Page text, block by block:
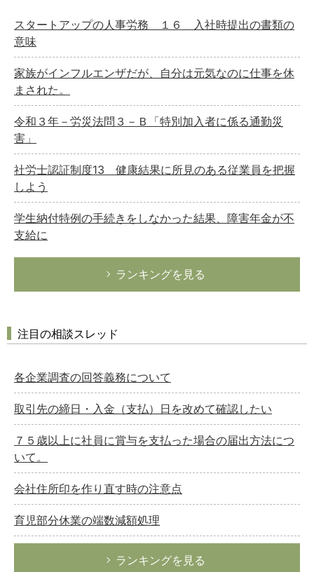
スタートアップの人事労務 １６ 入社時提出の書類の
意味
家族がインフルエンザだが、自分は元気なのに仕事を休
まされた。
令和３年－労災法問３－Ｂ「特別加入者に係る通勤災
害」
社労士認証制度13 健康結果に所見のある従業員を把握
しよう
学生納付特例の手続きをしなかった結果、障害年金が不
支給に
ランキングを見る
注目の相談スレッド
各企業調査の回答義務について
取引先の締日・入金（支払）日を改めて確認したい
７５歳以上に社員に賞与を支払った場合の届出方法につ
いて。
会社住所印を作り直す時の注意点
育児部分休業の端数減額処理
ランキングを見る